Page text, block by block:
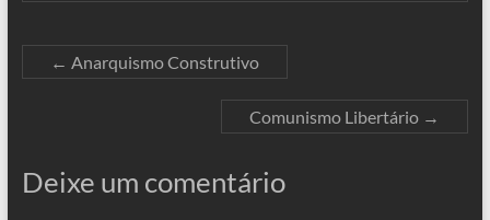
← Anarquismo Construtivo
Comunismo Libertário →
Deixe um comentário